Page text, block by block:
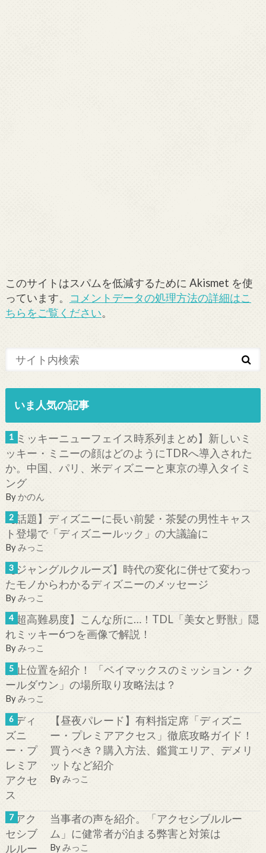
このサイトはスパムを低減するために Akismet を使
っています。 コメントデータの処理方法の詳細はこ
ちらをご覧ください。
いま人気の記事
【ミッキーニューフェイス時系列まとめ】新しいミ
ッキー・ミニーの顔はどのようにTDRへ導入された
か。中国、パリ、米ディズニーと東京の導入タイミ
ング
Byかのん
【話題】ディズニーに長い前髪・茶髪の男性キャス
ト登場で「ディズニールック」の大議論に
Byみっこ
【ジャングルクルーズ】時代の変化に併せて変わっ
たモノからわかるディズニーのメッセージ
By みっこ
【超高難易度】こんな所に…！TDL「美女と野獣」隠
れミッキー6つを画像で解説！
Byみっこ
停止位置を紹介！ 「ベイマックスのミッション・ク
ールダウン」の場所取り攻略法は？
Byみっこ
【昼夜パレード】有料指定席「ディズニ
ー・プレミアアクセス」徹底攻略ガイド！
買うべき？購入方法、鑑賞エリア、デメリ
ットなど紹介
Byみっこ
当事者の声を紹介。「アクセシブルルー
ム」に健常者が泊まる弊害と対策は
Byみっこ